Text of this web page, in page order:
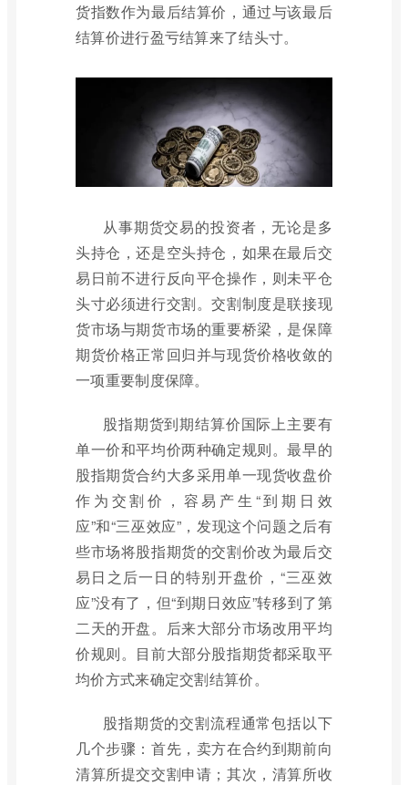
货指数作为最后结算价，通过与该最后
结算价进行盈亏结算来了结头寸。
从事期货交易的投资者，无论是多
头持仓，还是空头持仓，如果在最后交
易日前不进行反向平仓操作，则未平仓
头寸必须进行交割。交割制度是联接现
货市场与期货市场的重要桥梁，是保障
期货价格正常回归并与现货价格收敛的
一项重要制度保障。
股指期货到期结算价国际上主要有
单一价和平均价两种确定规则。最早的
股指期货合约大多采用单一现货收盘价
作为交割价，容易产生“到期日效
应”和“三巫效应”，发现这个问题之后有
些市场将股指期货的交割价改为最后交
易日之后一日的特别开盘价，“三巫效
应”没有了，但“到期日效应”转移到了第
二天的开盘。后来大部分市场改用平均
价规则。目前大部分股指期货都采取平
均价方式来确定交割结算价。
股指期货的交割流程通常包括以下
几个步骤：首先，卖方在合约到期前向
清算所提交交割申请；其次，清算所收